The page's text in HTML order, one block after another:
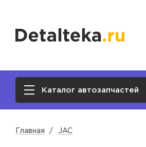
Каталог автозапчастей
Главная JAC